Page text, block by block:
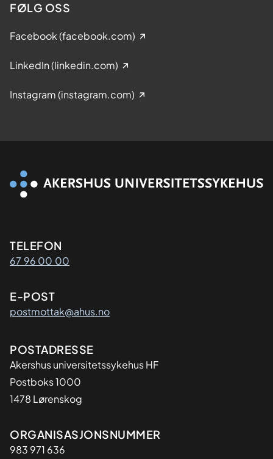
FØLG OSS
Facebook (facebook.com)
LinkedIn (linkedin.com)
Instagram (instagram.com)
Kontaktinformasjon
TELEFON
67 96 00 00
E-POST
postmottak@ahus.no
Adresse
POSTADRESSE
Akershus universitetssykehus HF
Postboks 1000
1478 Lørenskog
Organisasjon
ORGANISASJONSNUMMER
983 971 636